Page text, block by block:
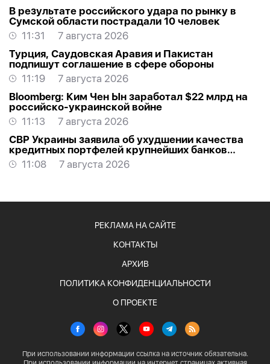
В результате российского удара по рынку в
Сумской области пострадали 10 человек
11:31
7 августа 2026
Турция, Саудовская Аравия и Пакистан
подпишут соглашение в сфере обороны
11:19
7 августа 2026
Bloomberg: Ким Чен Ын заработал $22 млрд на
российско-украинской войне
11:13
7 августа 2026
СВР Украины заявила об ухудшении качества
кредитных портфелей крупнейших банков
России
11:08 7 августа 2026
РЕКЛАМА НА САЙТЕ
КОНТАКТЫ
АРХИВ
ПОЛИТИКА КОНФИДЕНЦИАЛЬНОСТИ
О ПРОЕКТЕ
При использовании информации ссылка на источник обязательна.